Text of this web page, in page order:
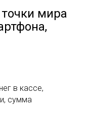
мира
в кассе,
сумма